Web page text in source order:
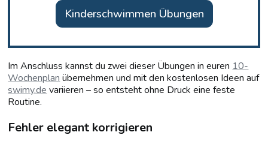
Kinderschwimmen Übungen
Im Anschluss kannst du zwei dieser Übungen in euren 10-
Wochenplan übernehmen und mit den kostenlosen Ideen auf
swimy.de variieren – so entsteht ohne Druck eine feste
Routine.
Fehler elegant korrigieren